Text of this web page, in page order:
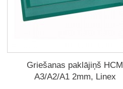
Griešanas paklājiņš HCM
A3/A2/A1 2mm, Linex